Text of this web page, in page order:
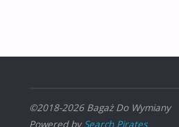
©2018-2026 Bagaż Do Wymiany
Powered by Search Pirates